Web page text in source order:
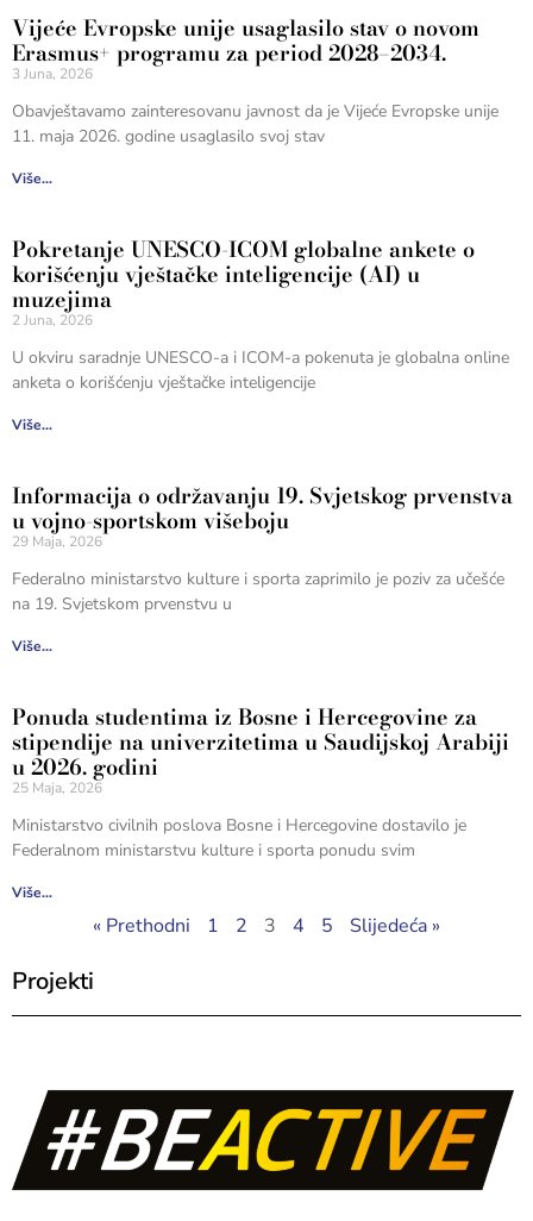
Vijeće Evropske unije usaglasilo stav o novom
Erasmus+ programu za period 2028–2034.
3 Juna, 2026
Obavještavamo zainteresovanu javnost da je Vijeće Evropske unije
11. maja 2026. godine usaglasilo svoj stav
Više...
Pokretanje UNESCO-ICOM globalne ankete o
korišćenju vještačke inteligencije (AI) u
muzejima
2 Juna, 2026
U okviru saradnje UNESCO-a i ICOM-a pokenuta je globalna online
anketa o korišćenju vještačke inteligencije
Više...
Informacija o održavanju 19. Svjetskog prvenstva
u vojno-sportskom višeboju
29 Maja, 2026
Federalno ministarstvo kulture i sporta zaprimilo je poziv za učešće
na 19. Svjetskom prvenstvu u
Više...
Ponuda studentima iz Bosne i Hercegovine za
stipendije na univerzitetima u Saudijskoj Arabiji
u 2026. godini
25 Maja, 2026
Ministarstvo civilnih poslova Bosne i Hercegovine dostavilo je
Federalnom ministarstvu kulture i sporta ponudu svim
Više...
« Prethodni 1 2 3 4 5 Slijedeća »
Projekti